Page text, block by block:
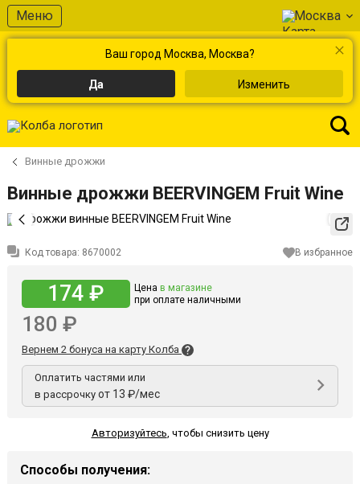
Меню Москва
Ваш город Москва, Москва?
Да Изменить
Винные дрожжи
Винные дрожжи BEERVINGEM Fruit Wine
Код товара: 8670002 В избранное
174 ₽ Цена в магазине
при оплате наличными
180 ₽
Вернем 2 бонуса на карту Колба
Оплатить частями или
в рассрочку от 13 ₽/мес
Авторизуйтесь, чтобы снизить цену
Способы получения: